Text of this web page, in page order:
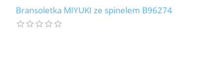
Bransoletka MIYUKI ze spinelem B96274